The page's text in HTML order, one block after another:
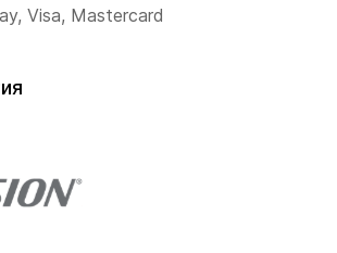
Visa, Mastercard